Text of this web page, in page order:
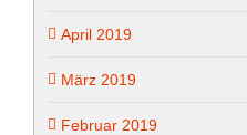
April 2019
März 2019
Februar 2019